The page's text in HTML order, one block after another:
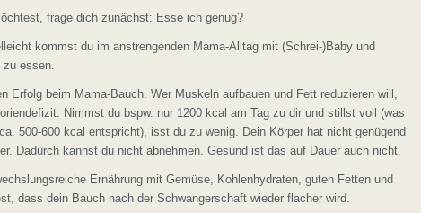
frage dich zunächst: Esse ich genug?
kommst du im anstrengenden Mama-Alltag mit (Schrei-)Baby und
zu essen.
Erfolg beim Mama-Bauch. Wer Muskeln aufbauen und Fett reduzieren will,
Nimmst du bspw. nur 1200 kcal am Tag zu dir und stillst voll (was
500-600 kcal entspricht), isst du zu wenig. Dein Körper hat nicht genügend
Dadurch kannst du nicht abnehmen. Gesund ist das auf Dauer auch nicht.
Ernährung mit Gemüse, Kohlenhydraten, guten Fetten und
dass dein Bauch nach der Schwangerschaft wieder flacher wird.